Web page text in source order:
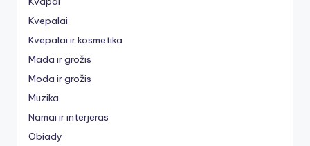
Kvepalai
Kvepalai ir kosmetika
Mada ir grožis
Moda ir grožis
Muzika
Namai ir interjeras
Obiady